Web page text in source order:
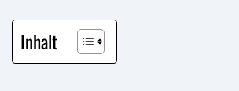
Inhalt